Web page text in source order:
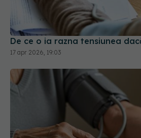
De ce o ia razna tensiunea
17 apr 2026, 19:03